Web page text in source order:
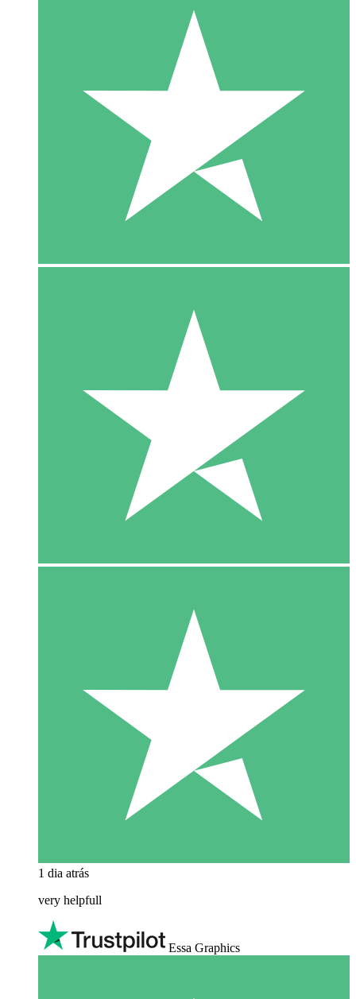
1 dia atrás
very helpfull
Essa Graphics